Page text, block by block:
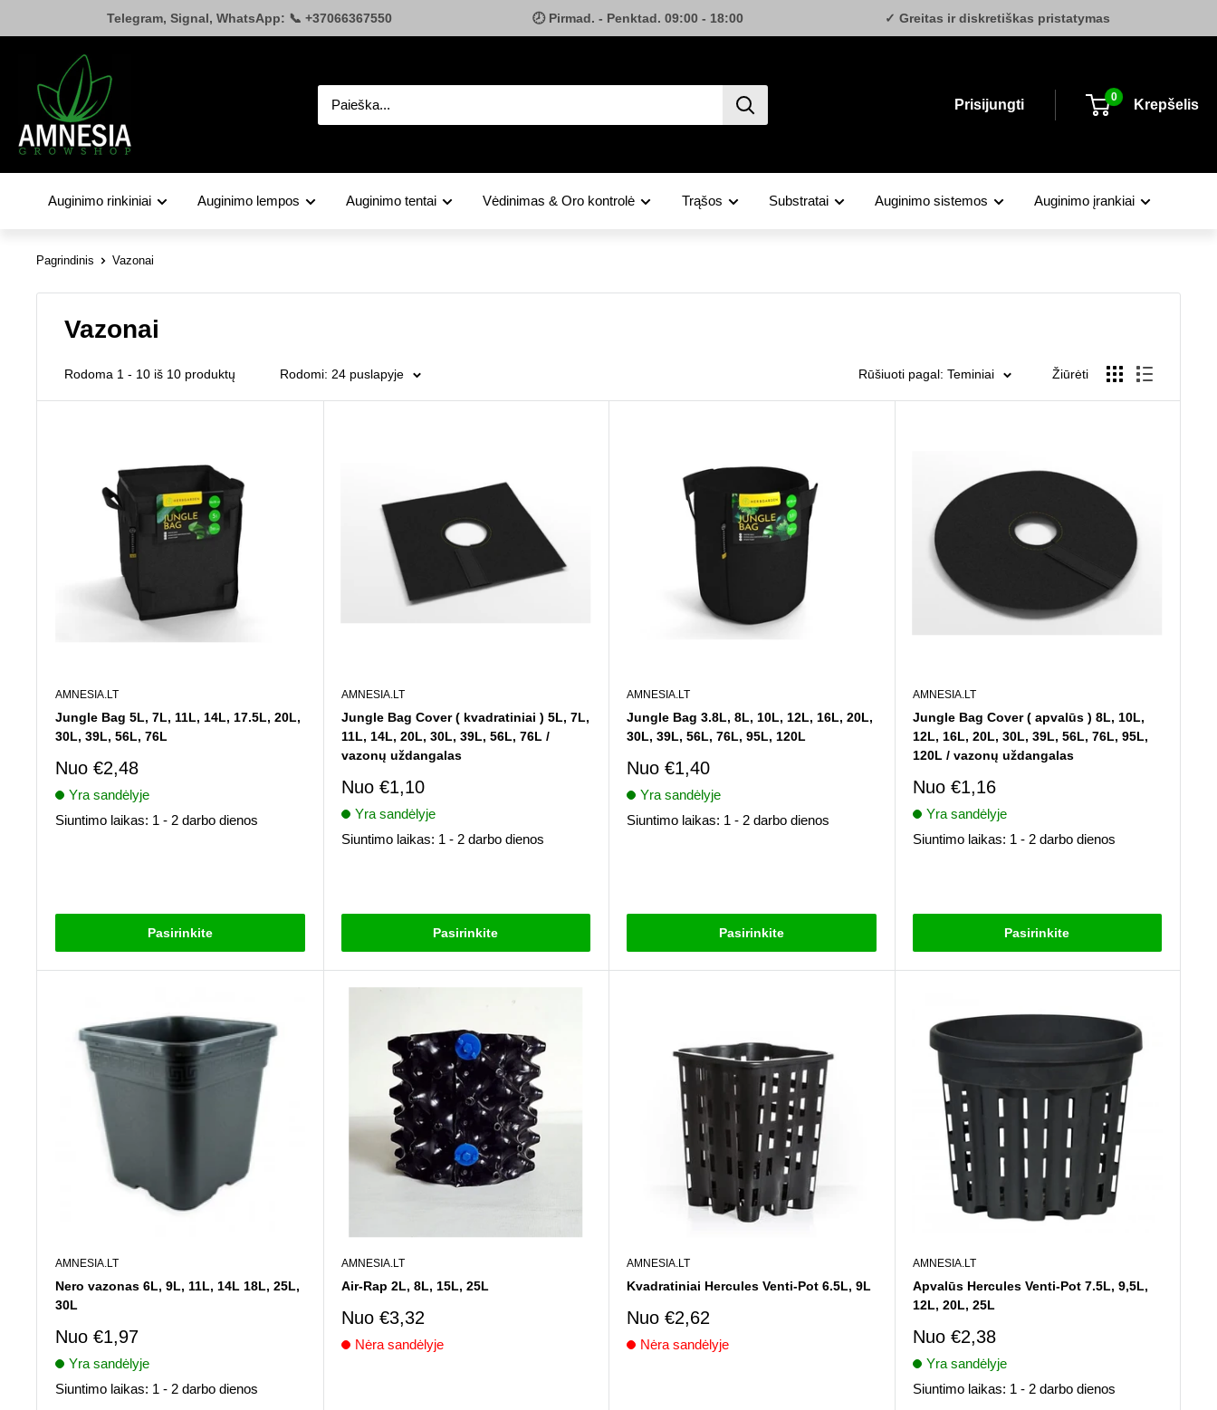
prie
Telegram, Signal, WhatsApp: 📞 +37066367550 🕗 Pirmad. - Penktad. 09:00 - 18:00 ✓ Greitas ir diskretiškas pristatymas
Amnesia.lt
Prisijungti
0
Krepšelis
Auginimo rinkiniai Auginimo lempos Auginimo tentai Vėdinimas & Oro kontrolė Trąšos Substratai Auginimo sistemos Auginimo įrankiai
Pagrindinis Vazonai
Vazonai
Rodoma 1 - 10 iš 10 produktų Rodomi: 24 puslapyje Rūšiuoti pagal: Teminiai Žiūrėti
AMNESIA.LT
Jungle Bag 5L, 7L, 11L, 14L, 17.5L, 20L,
30L, 39L, 56L, 76L
Pardavimo
kaina
Nuo €2,48
Yra sandėlyje
Siuntimo laikas: 1 - 2 darbo dienos
Pasirinkite
AMNESIA.LT
Jungle Bag Cover ( kvadratiniai ) 5L, 7L,
11L, 14L, 20L, 30L, 39L, 56L, 76L /
vazonų uždangalas
Pardavimo
kaina
Nuo €1,10
Yra sandėlyje
Siuntimo laikas: 1 - 2 darbo dienos
Pasirinkite
AMNESIA.LT
Jungle Bag 3.8L, 8L, 10L, 12L, 16L, 20L,
30L, 39L, 56L, 76L, 95L, 120L
Pardavimo
kaina
Nuo €1,40
Yra sandėlyje
Siuntimo laikas: 1 - 2 darbo dienos
Pasirinkite
AMNESIA.LT
Jungle Bag Cover ( apvalūs ) 8L, 10L,
12L, 16L, 20L, 30L, 39L, 56L, 76L, 95L,
120L / vazonų uždangalas
Pardavimo
kaina
Nuo €1,16
Yra sandėlyje
Siuntimo laikas: 1 - 2 darbo dienos
Pasirinkite
AMNESIA.LT
Nero vazonas 6L, 9L, 11L, 14L 18L, 25L,
30L
Pardavimo
kaina
Nuo €1,97
Yra sandėlyje
Siuntimo laikas: 1 - 2 darbo dienos
AMNESIA.LT
Air-Rap 2L, 8L, 15L, 25L
Pardavimo
kaina
Nuo €3,32
Nėra sandėlyje
AMNESIA.LT
Kvadratiniai Hercules Venti-Pot 6.5L, 9L
Pardavimo
kaina
Nuo €2,62
Nėra sandėlyje
AMNESIA.LT
Apvalūs Hercules Venti-Pot 7.5L, 9,5L,
12L, 20L, 25L
Pardavimo
kaina
Nuo €2,38
Yra sandėlyje
Siuntimo laikas: 1 - 2 darbo dienos